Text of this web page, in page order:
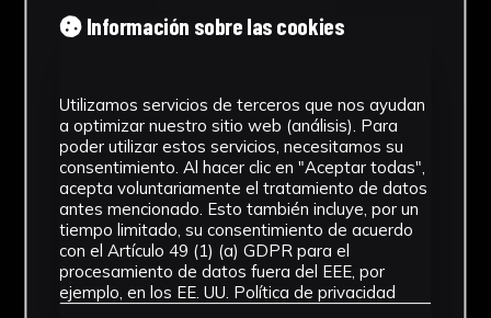
Tipología
Cronología
SF
Materiales
Vidrio
Ubicación
Información sobre las cookies
Utilizamos servicios de terceros que nos ayudan
a optimizar nuestro sitio web (análisis). Para
poder utilizar estos servicios, necesitamos su
consentimiento. Al hacer clic en "Aceptar todas",
acepta voluntariamente el tratamiento de datos
antes mencionado. Esto también incluye, por un
tiempo limitado, su consentimiento de acuerdo
con el Artículo 49 (1) (a) GDPR para el
procesamiento de datos fuera del EEE, por
ejemplo, en los EE. UU. Política de privacidad